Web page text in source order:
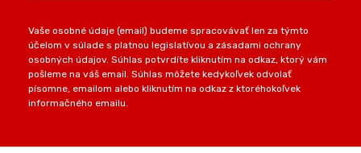
Vaše osobné údaje (email) budeme spracovávať len za týmto
účelom v súlade s platnou legislatívou a zásadami ochrany
osobných údajov. Súhlas potvrdíte kliknutím na odkaz, ktorý vám
pošleme na váš email. Súhlas môžete kedykoľvek odvolať
písomne, emailom alebo kliknutím na odkaz z ktoréhokoľvek
informačného emailu.